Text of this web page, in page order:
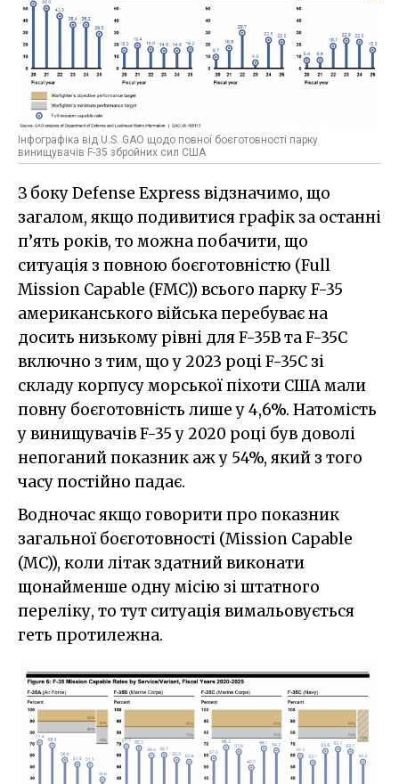
Інфографіка від U.S. GAO щодо повної боєготовності парку
винищувачів F-35 збройних сил США
З боку Defense Express відзначимо, що
загалом, якщо подивитися графік за останні
п’ять років, то можна побачити, що
ситуація з повною боєготовністю (Full
Mission Capable (FMC)) всього парку F-35
американського війська перебуває на
досить низькому рівні для F-35B та F-35С
включно з тим, що у 2023 році F-35С зі
складу корпусу морської піхоти США мали
повну боєготовність лише у 4,6%. Натомість
у винищувачів F-35 у 2020 році був доволі
непоганий показник аж у 54%, який з того
часу постійно падає.
Водночас якщо говорити про показник
загальної боєготовності (Mission Capable
(MC)), коли літак здатний виконати
щонайменше одну місію зі штатного
переліку, то тут ситуація вимальовується
геть протилежна.